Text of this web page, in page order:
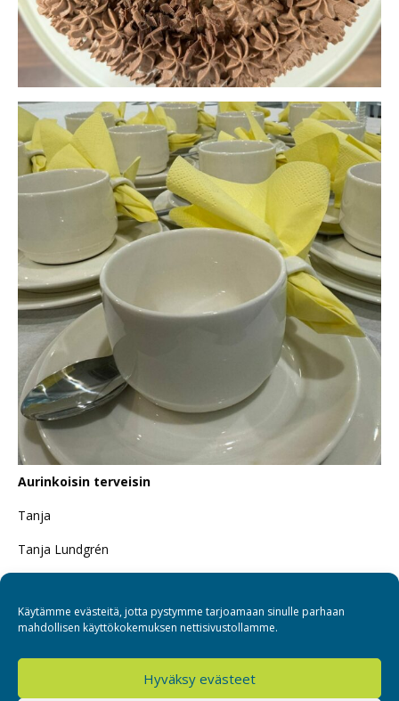
Käytämme evästeitä, jotta pystymme tarjoamaan sinulle parhaan
mahdollisen käyttökokemuksen nettisivustollamme.
Hyväksy evästeet
Aurinkoisin terveisin
Tanja
Tanja Lundgrén